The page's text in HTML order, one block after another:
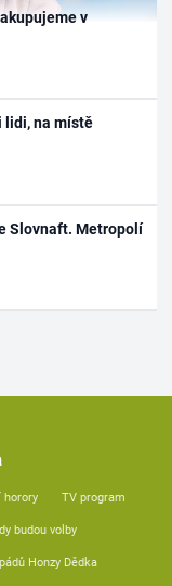
v
lidi, na místě
Slovnaft. Metropolí
horory TV program
budou volby
Honzy Dědka